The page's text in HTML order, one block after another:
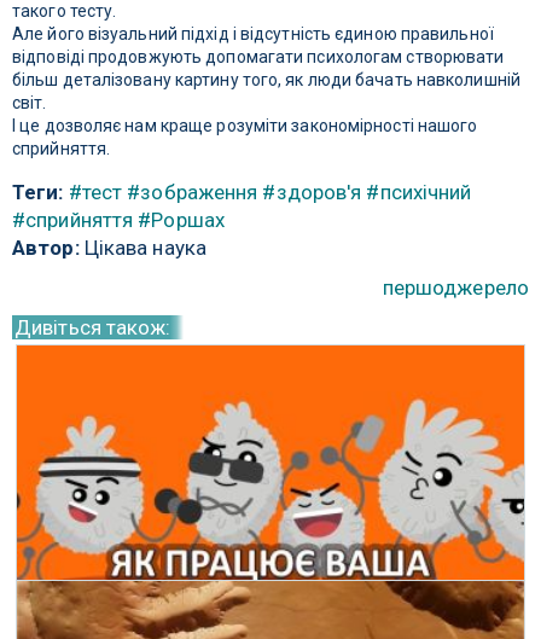
такого тесту.
Але його візуальний підхід і відсутність єдиною правильної
відповіді продовжують допомагати психологам створювати
більш деталізовану картину того, як люди бачать навколишній
світ.
І це дозволяє нам краще розуміти закономірності нашого
сприйняття.
Теги: #тест #зображення #здоров'я #психічний
#сприйняття #Роршах
Автор:Цікава наука
першоджерело
Дивіться також:
Як працює ваша імунна система
01 Квітня 2019 р.